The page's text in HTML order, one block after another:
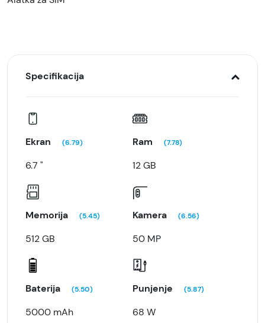
Specifikacija
Ekran (6.79)
6.7 "
Ram (7.78)
12 GB
Memorija (5.45)
512 GB
Kamera (6.56)
50 MP
Baterija (5.50)
5000 mAh
Punjenje (5.87)
68 W